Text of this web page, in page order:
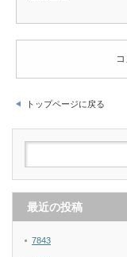
トップページに戻る
最近の投稿
7843